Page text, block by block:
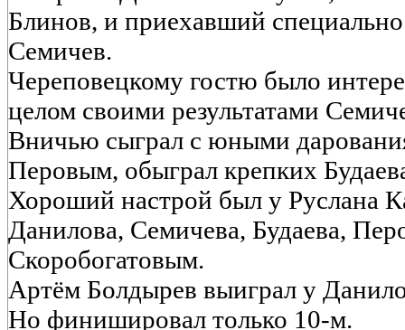
Блинов, и приехавший
Семичев.
Череповецкому гостю было
целом своими результатами
Вничью сыграл с юными
Перовым, обыграл крепких
Хороший настрой был у Руслана
Данилова, Семичева, Будаева,
Скоробогатовым.
Артём Болдырев выиграл у
Но финишировал только 10-м.